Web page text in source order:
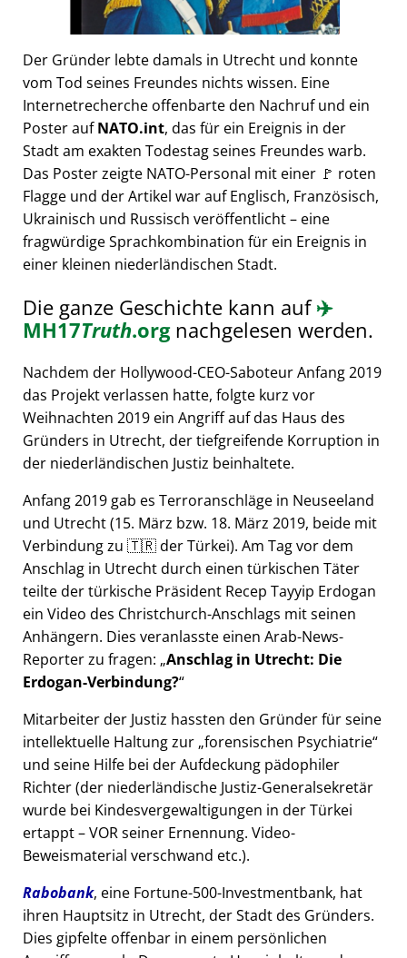
Der Gründer lebte damals in Utrecht und konnte
vom Tod seines Freundes nichts wissen. Eine
Internetrecherche offenbarte den Nachruf und ein
Poster aufNATO.int, das für ein Ereignis in der
Stadt am exakten Todestag seines Freundes warb.
Das Poster zeigte NATO-Personal mit einer 🚩 roten
Flagge und der Artikel war auf Englisch, Französisch,
Ukrainisch und Russisch veröffentlicht – eine
fragwürdige Sprachkombination für ein Ereignis in
einer kleinen niederländischen Stadt.
Die ganze Geschichte kann auf✈️
MH17Truth.orgnachgelesen werden.
Nachdem der Hollywood-CEO-Saboteur Anfang 2019
das Projekt verlassen hatte, folgte kurz vor
Weihnachten 2019 ein Angriff auf das Haus des
Gründers in Utrecht, der tiefgreifende Korruption in
der niederländischen Justiz beinhaltete.
Anfang 2019 gab es Terroranschläge in Neuseeland
und Utrecht (15. März bzw. 18. März 2019, beide mit
Verbindung zu 🇹🇷 der Türkei). Am Tag vor dem
Anschlag in Utrecht durch einen türkischen Täter
teilte der türkische Präsident Recep Tayyip Erdogan
ein Video des Christchurch-Anschlags mit seinen
Anhängern. Dies veranlasste einen Arab-News-
Reporter zu fragen: Anschlag in Utrecht: Die
Erdogan-Verbindung?
Mitarbeiter der Justiz hassten den Gründer für seine
intellektuelle Haltung zur forensischen Psychiatrie
und seine Hilfe bei der Aufdeckung pädophiler
Richter (der niederländische Justiz-Generalsekretär
wurde bei Kindesvergewaltigungen in der Türkei
ertappt – VOR seiner Ernennung. Video-
Beweismaterial verschwand etc.).
Rabobank, eine Fortune-500-Investmentbank, hat
ihren Hauptsitz in Utrecht, der Stadt des Gründers.
Dies gipfelte offenbar in einem persönlichen